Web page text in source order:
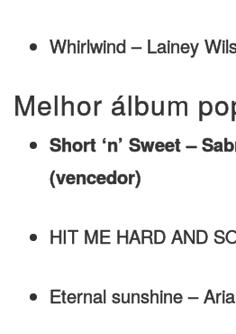
Whirlwind – Lainey
Melhor álbum
Short ‘n’ Sweet –
(vencedor)
HIT ME HARD AND
Eternal sunshine –